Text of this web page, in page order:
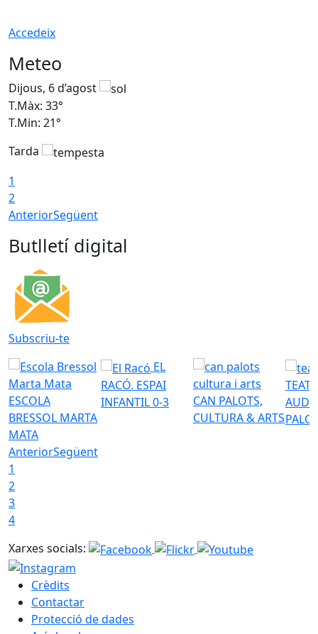
Accedeix
Meteo
Dijous, 6 d’agost
T.Màx: 33°
T.Min: 21°
Tarda
1
2
AnteriorSegüent
Butlletí digital
Subscriu-te
ESCOLA
BRESSOL MARTA
MATA
EL
RACÓ. ESPAI
INFANTIL 0-3
CAN PALOTS,
CULTURA & ARTS
AnteriorSegüent
1
2
3
4
Xarxes socials:
Crèdits
Contactar
Protecció de dades